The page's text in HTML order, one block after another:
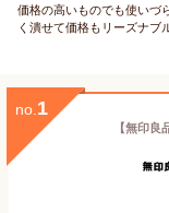
価格の高いものでも使いづ
く潰せて価格もリーズナブ
no. 1
【無印